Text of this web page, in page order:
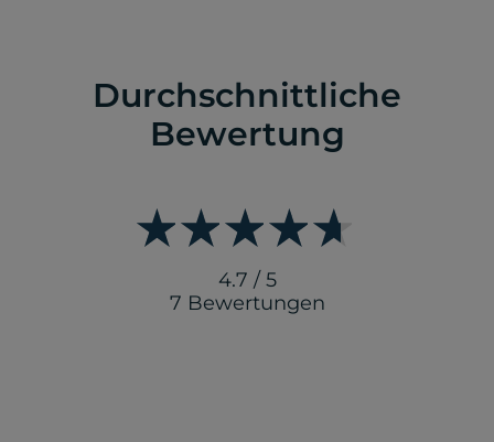
Durchschnittliche
Bewertung
4.7 / 5
7 Bewertungen